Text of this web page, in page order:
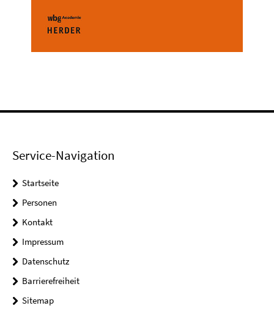
Service-Navigation
Startseite
Personen
Kontakt
Impressum
Datenschutz
Barrierefreiheit
Sitemap